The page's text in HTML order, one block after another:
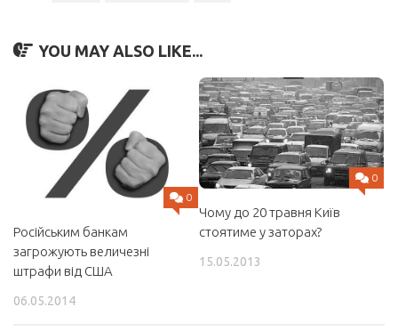
YOU MAY ALSO LIKE...
0
Російським банкам
загрожують величезні
штрафи від США
06.05.2014
0
Чому до 20 травня Київ
стоятиме у заторах?
15.05.2013